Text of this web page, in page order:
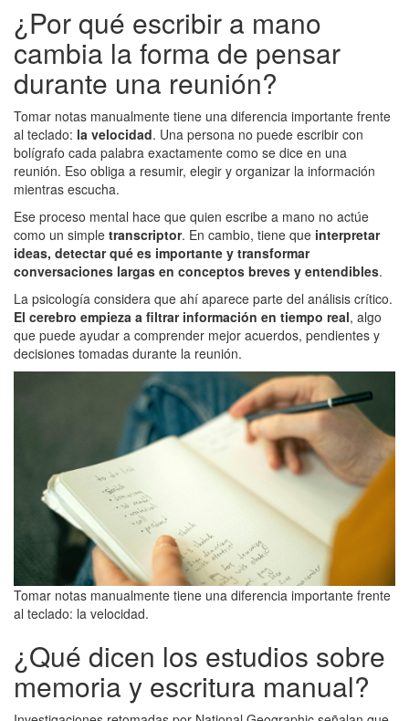
¿Por qué escribir a mano
cambia la forma de pensar
durante una reunión?
Tomar notas manualmente tiene una diferencia importante frente
al teclado: la velocidad. Una persona no puede escribir con
bolígrafo cada palabra exactamente como se dice en una
reunión. Eso obliga a resumir, elegir y organizar la información
mientras escucha.
Ese proceso mental hace que quien escribe a mano no actúe
como un simple transcriptor. En cambio, tiene que interpretar
ideas, detectar qué es importante y transformar
conversaciones largas en conceptos breves y entendibles.
La psicología considera que ahí aparece parte del análisis crítico.
El cerebro empieza a filtrar información en tiempo real, algo
que puede ayudar a comprender mejor acuerdos, pendientes y
decisiones tomadas durante la reunión.
Tomar notas manualmente tiene una diferencia importante frente
al teclado: la velocidad.
¿Qué dicen los estudios sobre
memoria y escritura manual?